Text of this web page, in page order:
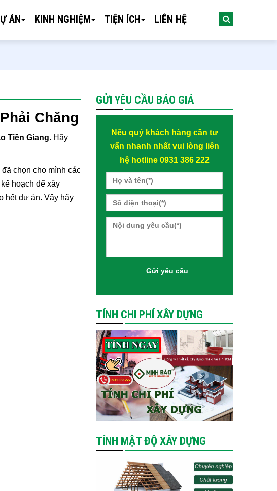
ÁN KINH NGHIỆM TIỆN ÍCH LIÊN HỆ
Chăng
Tiền Giang. Hãy
chọn cho mình các
hoạch để xây
hết dự án. Vậy hãy
GỬI YÊU CẦU BÁO GIÁ
Nếu quý khách hàng cần tư
vấn nhanh nhất vui lòng liên
hệ hotline 0931 386 222
TÍNH CHI PHÍ XÂY DỰNG
TÍNH MẬT ĐỘ XÂY DỰNG